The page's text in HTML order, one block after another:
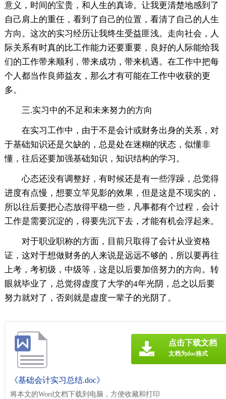
意义，时间的宝贵，和人生的真谛。让我更清楚地感到了
自己肩上的重任，看到了自己的位置，看清了自己的人生
方向。这次的实习经历让我终生受益匪浅。走向社会，人
际关系有时真的比工作能力还要重要，良好的人际能给我
们的工作带来顺利，带来成功，带来机遇。在工作中把每
个人都当作良师益友，那么才有可能在工作中收获的更
多。
三.实习中的不足和未来努力的方向
在实习工作中，由于不是会计或财务出身的关系，对
于基础知识还是欠缺的，总是处在迷糊的状态，似懂非
懂，往后还要加强基础知识，知识结构的学习。
心态还没有调整好，有时候还是有一些浮躁，总觉得
进度有点慢，想要立竿见影的效果，但是这是不现实的，
所以往后要把心态放得平稳一些，凡事都有个过程，会计
工作是需要沉淀的，得要先沉下去，才能有机会浮起来。
对于职业职称的方面，目前只取得了会计从业资格
证，这对于想做财务的人来说是远远不够的，所以要再往
上考，考初级，中级等，这是以后要加倍努力的方向。转
眼就毕业了，总觉得虚度了大学的4年光阴，总之以后要
努力就对了，否则就是虚度一辈子的光阴了。
《基础会计实习总结.doc》
将本文的Word文档下载到电脑，方便收藏和打印
点击下载文档
文档为doc格式